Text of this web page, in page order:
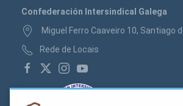
Confederación Intersindical Galega
Miguel Ferro Caaveiro 10, Santiago
Rede de Locais